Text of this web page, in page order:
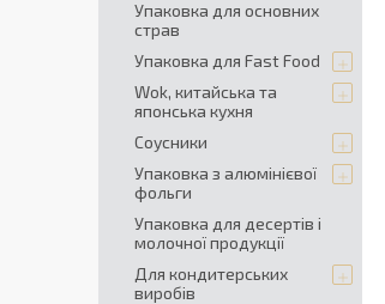
Упаковка для основних
страв
Упаковка для Fast Food
Wok, китайська та
японська кухня
Соусники
Упаковка з алюмінієвої
фольги
Упаковка для десертів і
молочної продукції
Для кондитерських
виробів